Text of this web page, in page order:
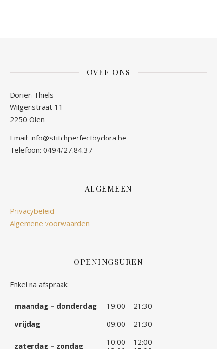
OVER ONS
Dorien Thiels
Wilgenstraat 11
2250 Olen
Email: info@stitchperfectbydora.be
Telefoon: 0494/27.84.37
ALGEMEEN
Privacybeleid
Algemene voorwaarden
OPENINGSUREN
Enkel na afspraak:
maandag – donderdag
19:00 – 21:30
vrijdag
09:00 – 21:30
zaterdag – zondag
10:00 – 12:00